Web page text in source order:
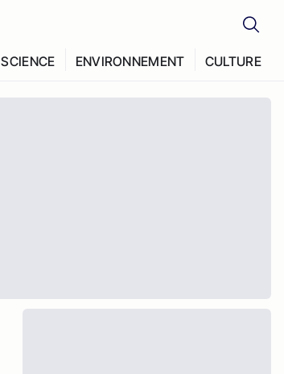
SCIENCE ENVIRONNEMENT CULTURE